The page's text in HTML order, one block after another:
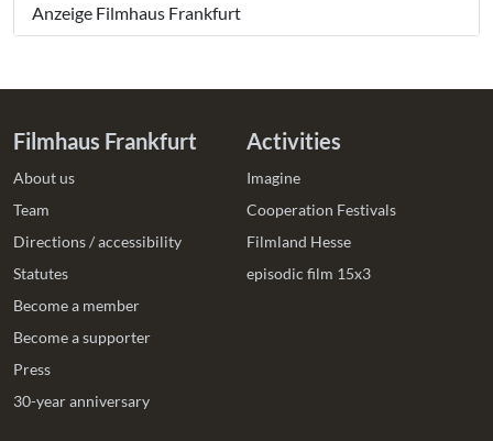
Anzeige Filmhaus Frankfurt
Filmhaus Frankfurt
About us
Team
Directions / accessibility
Statutes
Become a member
Become a supporter
Press
30-year anniversary
Activities
Imagine
Cooperation Festivals
Filmland Hesse
episodic film 15x3